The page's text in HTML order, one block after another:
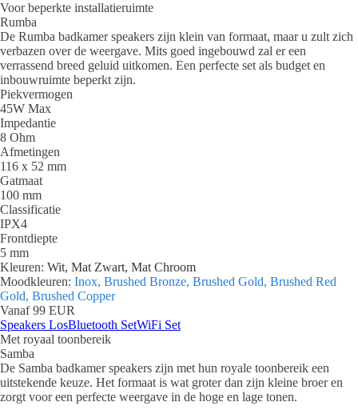
Voor beperkte installatieruimte
Rumba
De Rumba badkamer speakers zijn klein van formaat, maar u zult zich
verbazen over de weergave. Mits goed ingebouwd zal er een
verrassend breed geluid uitkomen. Een perfecte set als budget en
inbouwruimte beperkt zijn.
Piekvermogen
45W Max
Impedantie
8 Ohm
Afmetingen
116 x 52 mm
Gatmaat
100 mm
Classificatie
IPX4
Frontdiepte
5 mm
Kleuren: Wit, Mat Zwart, Mat Chroom
Moodkleuren: Inox, Brushed Bronze, Brushed Gold, Brushed Red
Gold, Brushed Copper
Vanaf 99 EUR
Speakers LosBluetooth SetWiFi Set
Met royaal toonbereik
Samba
De Samba badkamer speakers zijn met hun royale toonbereik een
uitstekende keuze. Het formaat is wat groter dan zijn kleine broer en
zorgt voor een perfecte weergave in de hoge en lage tonen.